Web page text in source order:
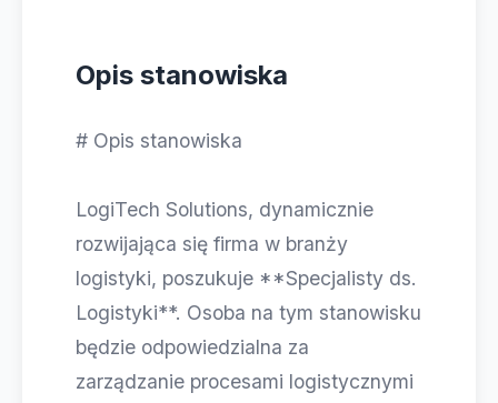
Opis stanowiska
# Opis stanowiska
LogiTech Solutions, dynamicznie
rozwijająca się firma w branży
logistyki, poszukuje **Specjalisty ds.
Logistyki**. Osoba na tym stanowisku
będzie odpowiedzialna za
zarządzanie procesami logistycznymi